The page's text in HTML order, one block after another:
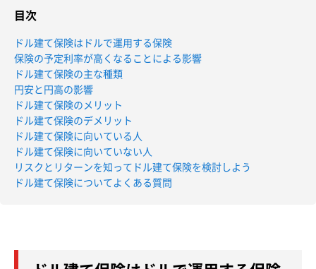
目次
ドル建て保険はドルで運用する保険
保険の予定利率が高くなることによる影響
ドル建て保険の主な種類
円安と円高の影響
ドル建て保険のメリット
ドル建て保険のデメリット
ドル建て保険に向いている人
ドル建て保険に向いていない人
リスクとリターンを知ってドル建て保険を検討しよう
ドル建て保険についてよくある質問